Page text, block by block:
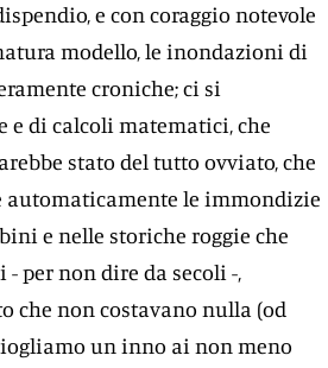
e con coraggio notevole
modello, le inondazioni di
croniche; ci si
e di calcoli matematici, che
stato del tutto ovviato, che
automaticamente le immondizie
e nelle storiche roggie che
per non dire da secoli -,
che non costavano nulla (od
un inno ai non meno